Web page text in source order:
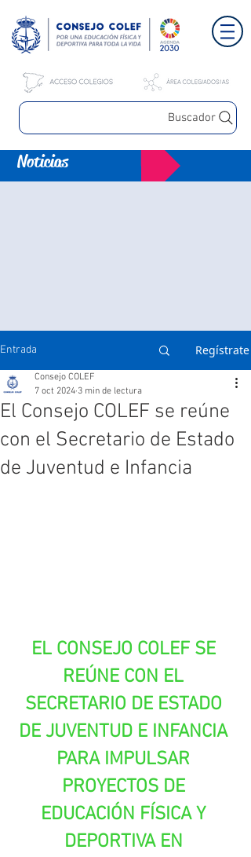
Buscador
Noticias
Entrada Regístrate
El Consejo COLEF se reúne
con el Secretario de Estado
de Juventud e Infancia
Consejo COLEF
7 oct 2024 3 min de lectura
EL CONSEJO COLEF SE
REÚNE CON EL
SECRETARIO DE ESTADO
DE JUVENTUD E INFANCIA
PARA IMPULSAR
PROYECTOS DE
EDUCACIÓN FÍSICA Y
DEPORTIVA EN